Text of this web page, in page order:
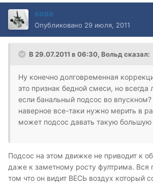
вова
Опубликовано 29 июля, 2011
В 29.07.2011 в 06:30, Вольд сказал:
Ну конечно долговременная
это признак бедной смеси, но всегда
если банальный подсос во
наверное все-таки нужно мерить в
может подсос давать такую
Подсос на этом движке не приводит к
даже к заметному росту фултрима. Вся
том что он видит ВЕСЬ воздух который